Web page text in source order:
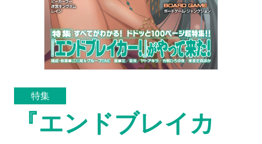
特集
『エンドブレイカ